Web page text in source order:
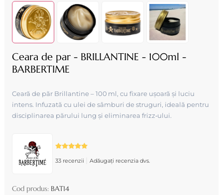
Ceara de par - BRILLANTINE - 100ml -
BARBERTIME
Ceară de păr Brillantine – 100 ml, cu fixare ușoară și luciu
intens. Infuzată cu ulei de sâmburi de struguri, ideală pentru
disciplinarea părului lung și eliminarea frizz‑ului.
33 recenzii Adăugați recenzia dvs.
Cod produs: BAT14